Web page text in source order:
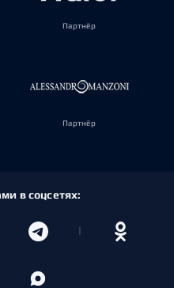
Партнёр
Партнёр
в соцсетях: